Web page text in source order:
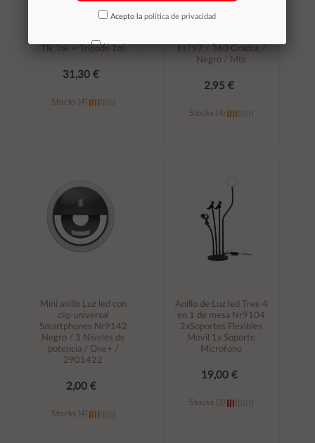
Tik Tok + Tripode 1m
31,30 €
Stocks (4)
Et797 / 360 Grados /
Negro / Mtk
2,95 €
Stocks (4)
Mini anillo Luz led con
clip universal
Smartphones Nr9142
Negro / 3 Niveles de
potencia / One+ /
2901422
2,00 €
Stocks (4)
Anillo de Luz led Tree 4
en 1 de mesa Nr9104
2xSoportes Flexibles
Movil 1x Soporte
Microfono
19,00 €
Stocks (3)
Acepto la política de privacidad
No volver a mostrar mas este aviso